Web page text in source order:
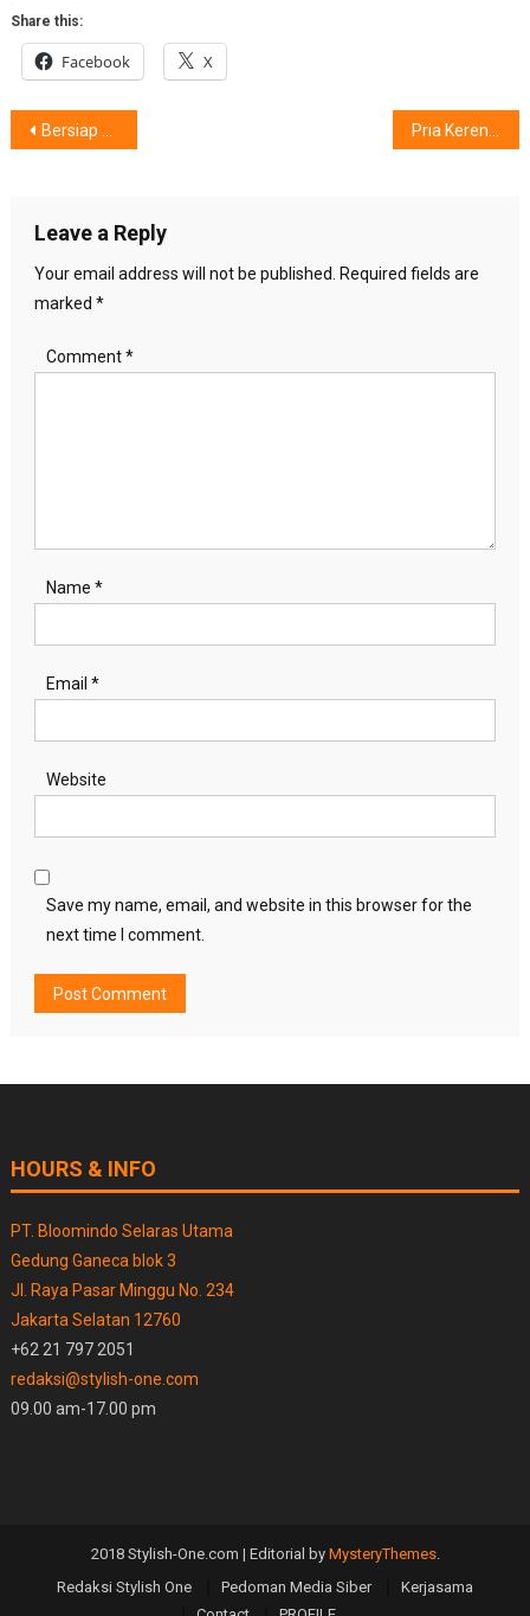
Share this:
Facebook X
Post
Bersiap Menjadi Fotografer Keren Pria Keren, Siap Singkirkan ‘Mager’
Leave a Reply
Your email address will not be published. Required fields are
marked *
Comment*
Name *
Email *
Website
Save my name, email, and website in this browser for the
next time I comment.
HOURS & INFO
PT. Bloomindo Selaras Utama
Gedung Ganeca blok 3
Jl. Raya Pasar Minggu No. 234
Jakarta Selatan 12760
+62 21 797 2051
redaksi@stylish-one.com
09.00 am-17.00 pm
2018 Stylish-One.com | Editorial by MysteryThemes.
Redaksi Stylish One
Pedoman Media Siber
Kerjasama